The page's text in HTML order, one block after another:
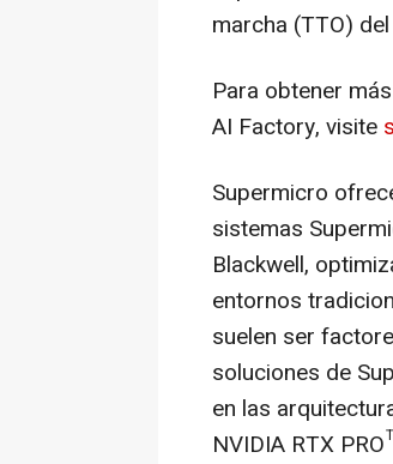
marcha (TTO)
Para obtener
AI Factory, visite
Supermicro
sistemas
Blackwell,
entornos
suelen ser
soluciones de
en las
NVIDIA RTX